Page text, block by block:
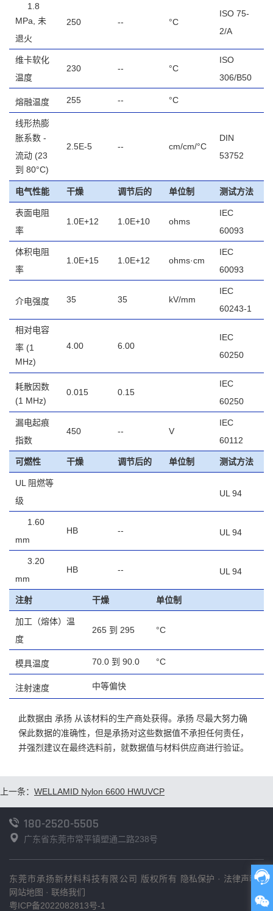
1.8
MPa, 未
退火
250 -- °C
ISO 75-
2/A
维卡软化
温度
230 -- °C
ISO
306/B50
熔融温度 255 -- °C
线形热膨
胀系数 -
流动 (23
到 80°C)
2.5E-5 -- cm/cm/°C
DIN
53752
电气性能 干燥 调节后的 单位制 测试方法
表面电阻
率
1.0E+12 1.0E+10 ohms
IEC
60093
体积电阻
率
1.0E+15 1.0E+12 ohms·cm
IEC
60093
介电强度 35 35 kV/mm
IEC
60243-1
相对电容
率 (1
MHz)
4.00 6.00
IEC
60250
耗散因数
(1 MHz)
0.015 0.15
IEC
60250
漏电起痕
指数
450 -- V
IEC
60112
可燃性 干燥 调节后的 单位制 测试方法
UL 阻燃等
级
UL 94
1.60
mm
HB -- UL 94
3.20
mm
HB -- UL 94
注射 干燥 单位制
加工（熔体）温
度
265 到 295 °C
模具温度 70.0 到 90.0 °C
注射速度 中等偏快
此数据由 承扬 从该材料的生产商处获得。承扬 尽最大努力确
保此数据的准确性，但是承扬对这些数据值不承担任何责任，
并强烈建议在最终选料前，就数据值与材料供应商进行验证。
上一条： WELLAMID Nylon 6600 HWUVCP
180-2520-5505
广东省东莞市常平镇塑通二路238号
东莞市承扬新材料科技有限公司 版权所有 隐私保护 · 法律声明·
网站地图 · 联络我们
粤ICP备2022082813号-1